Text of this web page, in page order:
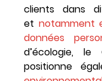
clients dans
et notamment
données
d’écologie,
positionne